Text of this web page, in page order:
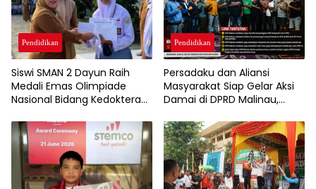
Pendidikan
Siswi SMAN 2 Dayun Raih
Medali Emas Olimpiade
Nasional Bidang Kedokteran
Pendidikan
Persadaku dan Aliansi
Masyarakat Siap Gelar Aksi
Damai di DPRD Malinau,
SPMB